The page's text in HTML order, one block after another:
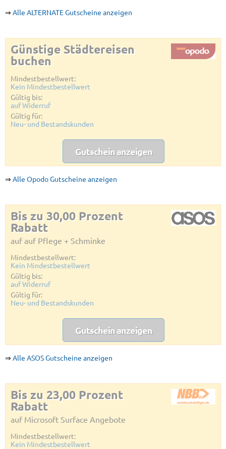
⇒ Alle ALTERNATE Gutscheine anzeigen
Günstige Städtereisen
buchen
Mindestbestellwert:
Kein Mindestbestellwert
Gültig bis:
auf Widerruf
Gültig für:
Neu- und Bestandskunden
Gutschein anzeigen
⇒ Alle Opodo Gutscheine anzeigen
Bis zu 30,00 Prozent
Rabatt
auf auf Pflege + Schminke
Mindestbestellwert:
Kein Mindestbestellwert
Gültig bis:
auf Widerruf
Gültig für:
Neu- und Bestandskunden
Gutschein anzeigen
⇒ Alle ASOS Gutscheine anzeigen
Bis zu 23,00 Prozent
Rabatt
auf Microsoft Surface Angebote
Mindestbestellwert:
Kein Mindestbestellwert